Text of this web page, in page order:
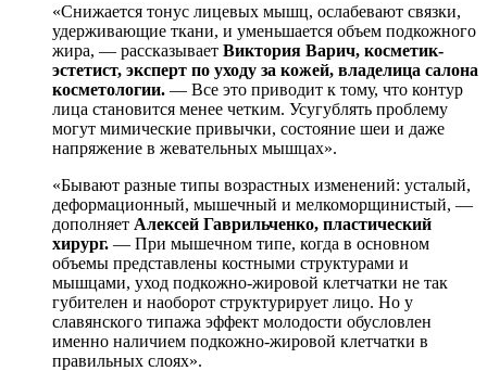
«Снижается тонус лицевых мышц, ослабевают связки,
удерживающие ткани, и уменьшается объем подкожного
жира, — рассказывает Виктория Варич, косметик-
эстетист, эксперт по уходу за кожей, владелица салона
косметологии. — Все это приводит к тому, что контур
лица становится менее четким. Усугублять проблему
могут мимические привычки, состояние шеи и даже
напряжение в жевательных мышцах».
«Бывают разные типы возрастных изменений: усталый,
деформационный, мышечный и мелкоморщинистый, —
дополняет Алексей Гаврильченко, пластический
хирург. — При мышечном типе, когда в основном
объемы представлены костными структурами и
мышцами, уход подкожно-жировой клетчатки не так
губителен и наоборот структурирует лицо. Но у
славянского типажа эффект молодости обусловлен
именно наличием подкожно-жировой клетчатки в
правильных слоях».